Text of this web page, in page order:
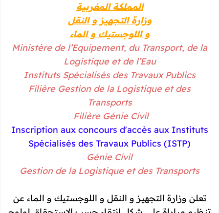
المملكة المغربية
وزارة التجهيز و النقل
و اللوجستيك و الماء
Ministère de l’Equipement, du Transport, de la
Logistique et de l’Eau
Instituts Spécialisés des Travaux Publics
Filière Gestion de la Logistique et des
Transports
Filière Génie Civil
Inscription aux concours d'accès aux Instituts
Spécialisés des Travaux Publics (ISTP)
Génie Civil
Gestion de la Logistique et des Transports
تعلن وزارة التجهيز و النقل و اللوجستيك و الماء عن